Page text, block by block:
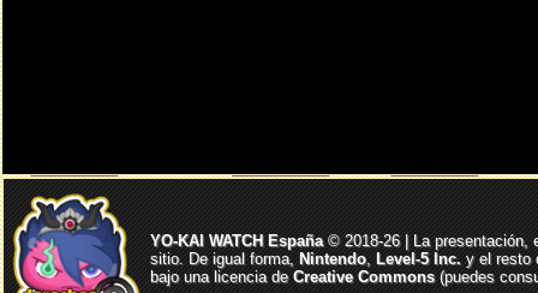
YO-KAI WATCH España© 2018-26 | La presentación,
sitio. De igual forma, Nintendo, Level-5 Inc. y el resto
bajo una licencia deCreative Commons(puedes